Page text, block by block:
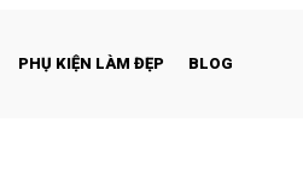
PHỤ KIỆN LÀM ĐẸP BLOG